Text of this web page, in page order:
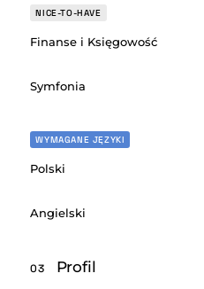
NICE-TO-HAVE
Finanse i Księgowość
Symfonia
WYMAGANE JĘZYKI
Polski
Angielski
03 Profil